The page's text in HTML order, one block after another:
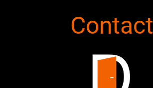
Contact